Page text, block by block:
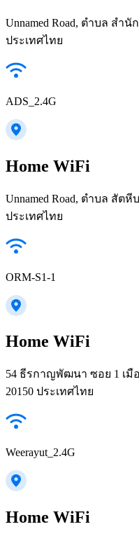
Unnamed Road, ตำบล สำ
ประเทศไทย
ADS_2.4G
Home WiFi
Unnamed Road, ตำบล สัต
ประเทศไทย
ORM-S1-1
Home WiFi
54 ธีรกาญพัฒนา ซอย 1 เมื
20150 ประเทศไทย
Weerayut_2.4G
Home WiFi